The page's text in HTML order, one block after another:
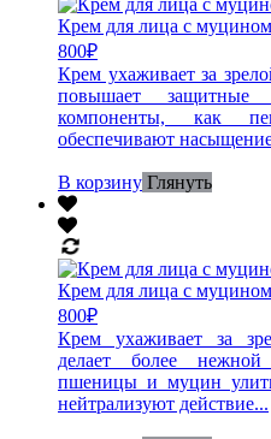
Крем для лица с
800₽
Крем ухаживает за
повышает защитные
компоненты, как
обеспечивают
В корзину Глянуть
Крем для лица с
800₽
Крем ухаживает за
делает более
пшеницы и муцин
нейтрализуют действие...